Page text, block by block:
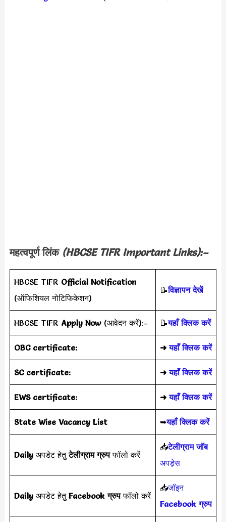
महत्वपूर्ण लिंक (HBCSE TIFR Important Links):–
HBCSE TIFR Official Notification
(ऑफिशियल नोटिफिकेशन)
📝विज्ञापन देखें
HBCSE TIFR Apply Now(आवेदन करें):- 📝यहाँ क्लिक करें
OBC certificate: ➜यहाँ क्लिक करें
SC certificate: ➜यहाँ क्लिक करें
EWS certificate: ➜यहाँ क्लिक करें
State Wise Vacancy List ➥यहाँ क्लिक करें
Daily अपडेट हेतुटेलीग्राम ग्रुपफॉलो करें
📥टेलीग्राम जॉब
अपड़ेस
Daily अपडेट हेतुFacebook ग्रुपफॉलो करें
📥जॉइन
Facebook ग्रुप